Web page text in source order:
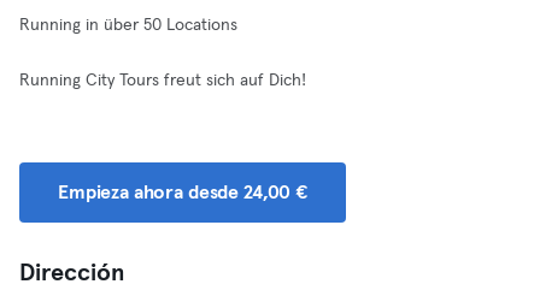
Running in über 50 Locations
Running City Tours freut sich auf Dich!
Empieza ahora desde 24,00 €
Dirección